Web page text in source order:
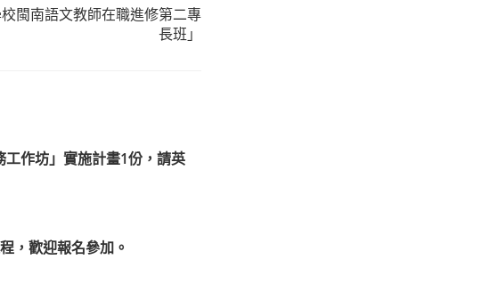
閩南語文教師在職進修第二專
長班」
工作坊」實施計畫1份，請英
，歡迎報名參加。